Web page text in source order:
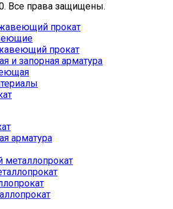
Все права защищены.
прокат
прокат
и запорная арматура
арматура